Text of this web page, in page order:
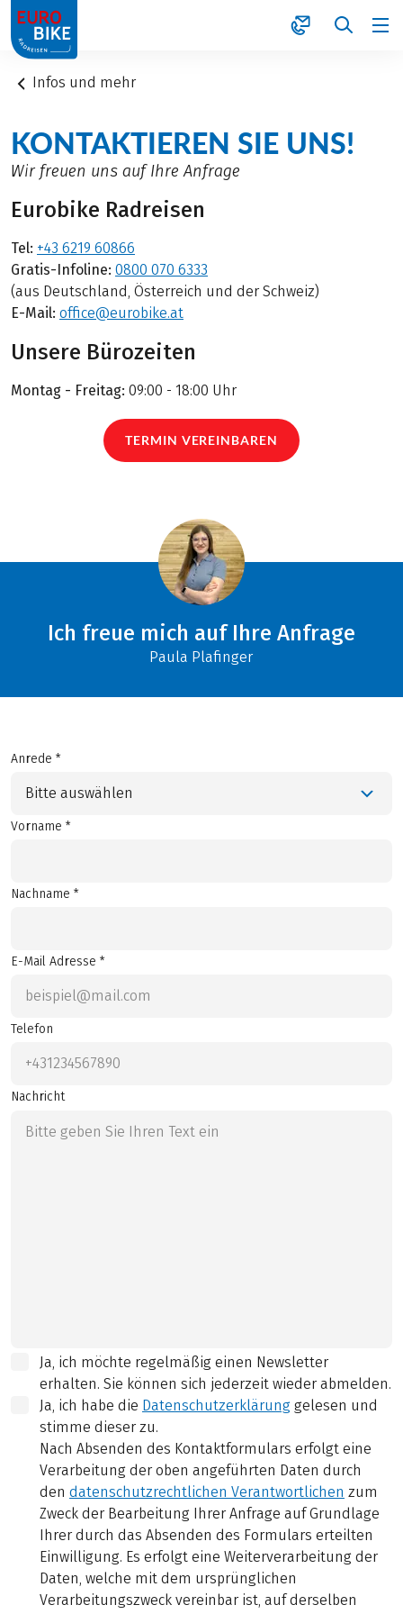
1
Infos und mehr
KONTAKTIEREN SIE UNS!
Wir freuen uns auf Ihre Anfrage
Eurobike Radreisen
Tel: +43 6219 60866
Gratis-Infoline: 0800 070 6333
(aus Deutschland, Österreich und der Schweiz)
E-Mail: office@eurobike.at
Unsere Bürozeiten
Montag - Freitag: 09:00 - 18:00 Uhr
TERMIN VEREINBAREN
Ich freue mich auf Ihre Anfrage
Paula Plafinger
Anrede *
Bitte auswählen
Vorname *
Nachname *
E-Mail Adresse *
Telefon
Nachricht
Ja, ich möchte regelmäßig einen Newsletter
erhalten. Sie können sich jederzeit wieder abmelden.
Ja, ich habe die Datenschutzerklärung gelesen und
stimme dieser zu.
Nach Absenden des Kontaktformulars erfolgt eine
Verarbeitung der oben angeführten Daten durch
den datenschutzrechtlichen Verantwortlichen zum
Zweck der Bearbeitung Ihrer Anfrage auf Grundlage
Ihrer durch das Absenden des Formulars erteilten
Einwilligung. Es erfolgt eine Weiterverarbeitung der
Daten, welche mit dem ursprünglichen
Verarbeitungszweck vereinbar ist, auf derselben